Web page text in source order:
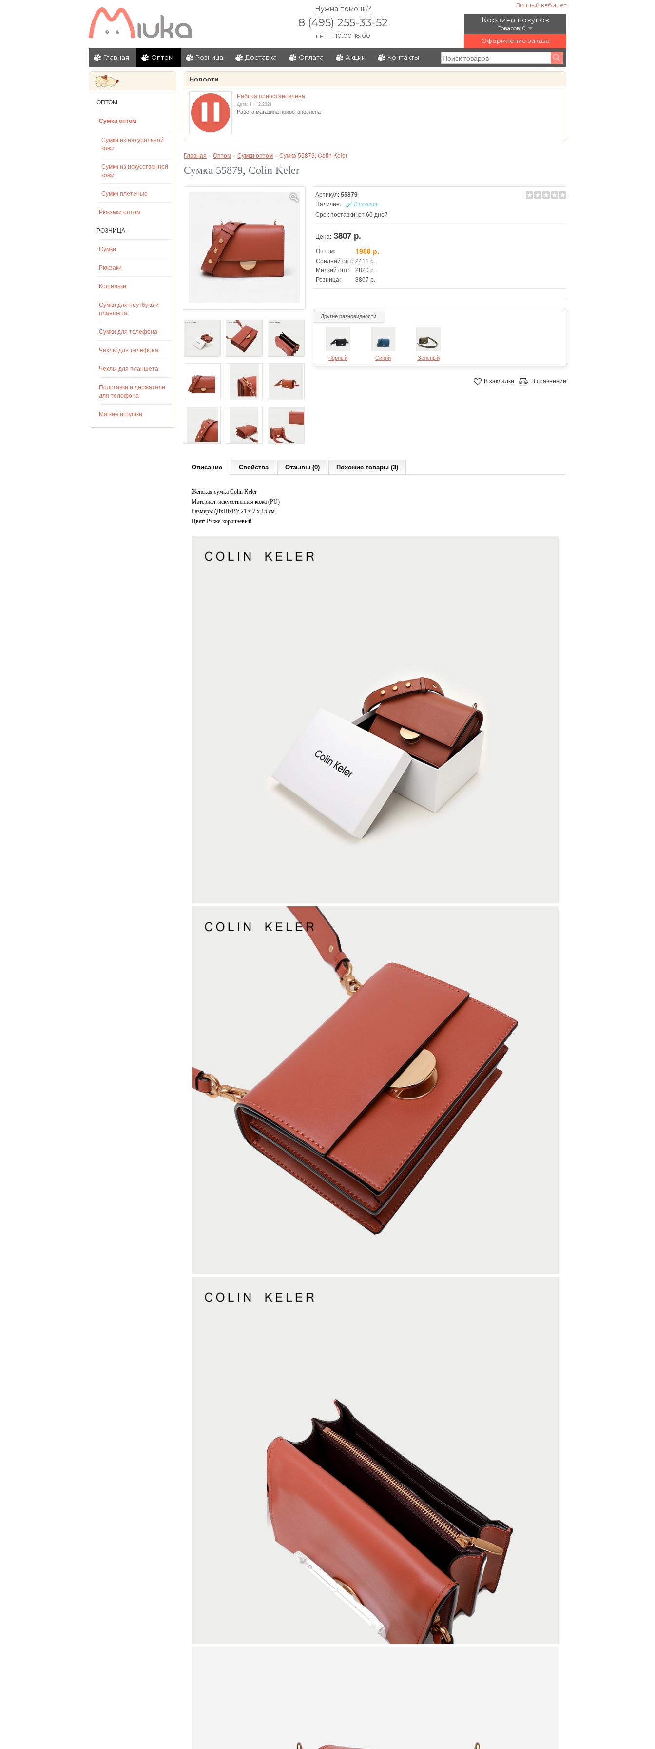
Личный кабинет
Корзина покупок
Товаров: 0
Оформление заказа
Нужна помощь?
8 (495) 255-33-52
пн-пт: 10:00-18:00
Главная Оптом Розница Доставка Оплата Акции Контакты
ОПТОМ
Сумки оптом
Сумки из натуральной
кожи
Сумки из искусственной
кожи
Сумки плетеные
Рюкзаки оптом
РОЗНИЦА
Сумки
Рюкзаки
Кошельки
Сумки для ноутбука и
планшета
Сумки для телефона
Чехлы для телефона
Чехлы для планшета
Подставки и держатели
для телефона
Мягкие игрушки
Новости
Работа приостановлена
Дата: 11.12.2021
Работа магазина приостановлена
Главная » Оптом » Сумки оптом » Сумка 55879, Colin Keler
Сумка 55879, Colin Keler
Артикул:55879
Наличие: В наличии
Срок поставки: от 60 дней
Цена: 3807 р.
Оптом: 1988 р.
Средний опт: 2411 р.
Мелкий опт:
2820 р.
Розница:
3807 р.
Другие разновидности:
Черный Синий Зеленый
В закладки В сравнение
Описание Свойства Отзывы (0) Похожие товары (3)
Женская сумка Colin Keler
Материал: искусственная кожа (PU)
Размеры (ДxШхВ): 21 x 7 x 15 см
Цвет: Рыже-коричневый